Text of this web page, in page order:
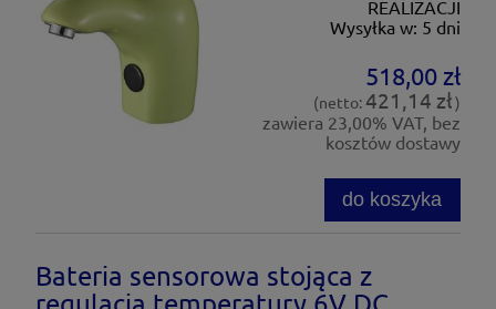
REALIZACJI
Wysyłka w: 5 dni
518,00 zł
(netto: 421,14 zł)
zawiera 23,00% VAT, bez
kosztów dostawy
do koszyka
Bateria sensorowa stojąca z